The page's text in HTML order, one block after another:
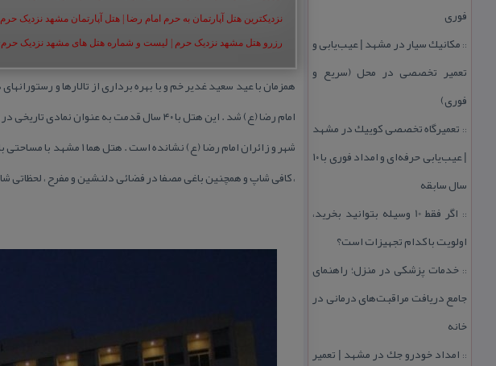
فوری
:: مكانیك سیار در مشهد | عیب‌یابی و
تعمیر تخصصی در محل (سریع و
فوری)
:: تعمیرگاه تخصصی كوییك در مشهد
| عیب‌یابی حرفه‌ای و امداد فوری با ۱۰
سال سابقه
::
اگر فقط 10 وسیله بتوانید بخرید،
اولویت با كدام تجهیزات است؟
:: خدمات پزشكی در منزل؛ راهنمای
جامع دریافت مراقبت‌های درمانی در
خانه
:: امداد خودرو جك در مشهد | تعمیر
نزدیکترین هتل آپارتمان به حرم امام رضا | هتل آپارتمان مشهد نزدیک
رزرو هتل مشهد نزدیک حرم | لیست و شماره هتل های مشهد نزدیک حرم+50%
امام رضا (ع) شد . این هتل با ۴۰ سال قدمت
، كافی شاپ و همچنین باغی مصفا در فضائی دلنشین و مفرح ، لحظاتی